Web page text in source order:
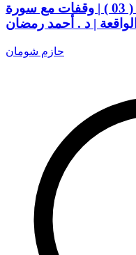
شرح الآيات " 1 - 9 " | اللقاء ( 03 ) | وقفات مع سورة
الواقعة | د . أحمد رمضان
حازم شومان